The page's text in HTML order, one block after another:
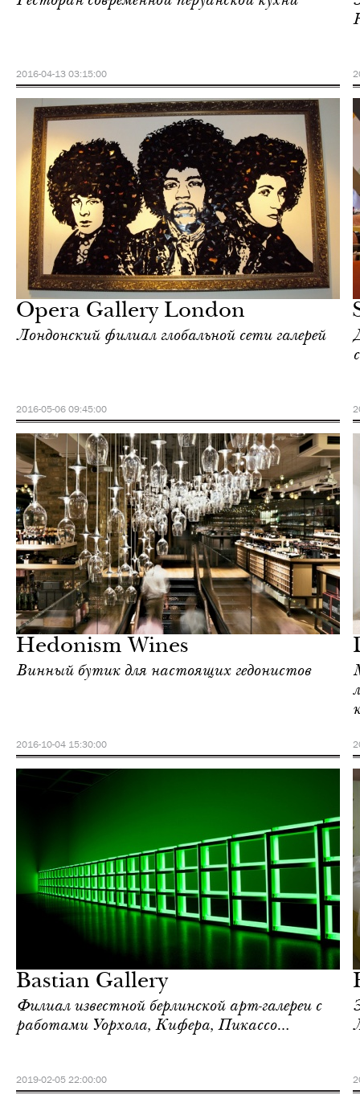
2016-04-13 03:15:00
Opera Gallery London
Лондонский филиал глобальной сети галерей
2016-05-06 09:45:00
Hedonism Wines
Винный бутик для настоящих гедонистов
2016-10-04 15:30:00
Bastian Gallery
Филиал известной берлинской арт-галереи с
работами Уорхола, Кифера, Пикассо…
2019-02-05 22:00:00